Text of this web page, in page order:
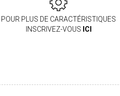
POUR PLUS DE CARACTÉRISTIQUES
INSCRIVEZ-VOUS ICI